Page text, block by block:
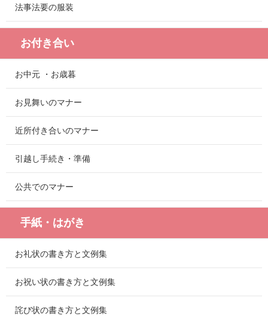
法事法要の服装
お付き合い
お中元 ・お歳暮
お見舞いのマナー
近所付き合いのマナー
引越し手続き・準備
公共でのマナー
手紙・はがき
お礼状の書き方と文例集
お祝い状の書き方と文例集
詫び状の書き方と文例集